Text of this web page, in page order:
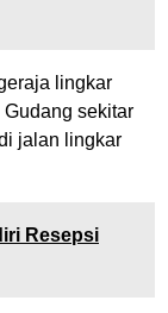
lingkar
Gudang sekitar
jalan lingkar
Resepsi